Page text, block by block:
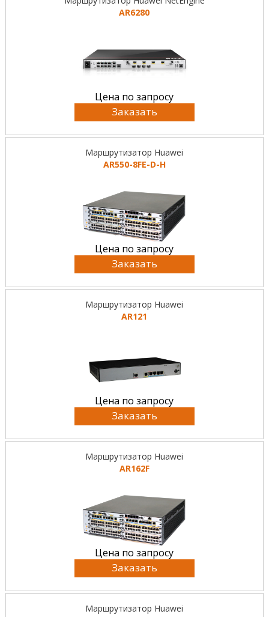
AR6280
Цена по запросу
Заказать
Маршрутизатор Huawei
AR550-8FE-D-H
Цена по запросу
Заказать
Маршрутизатор Huawei
AR121
Цена по запросу
Заказать
Маршрутизатор Huawei
AR162F
Цена по запросу
Заказать
Маршрутизатор Huawei